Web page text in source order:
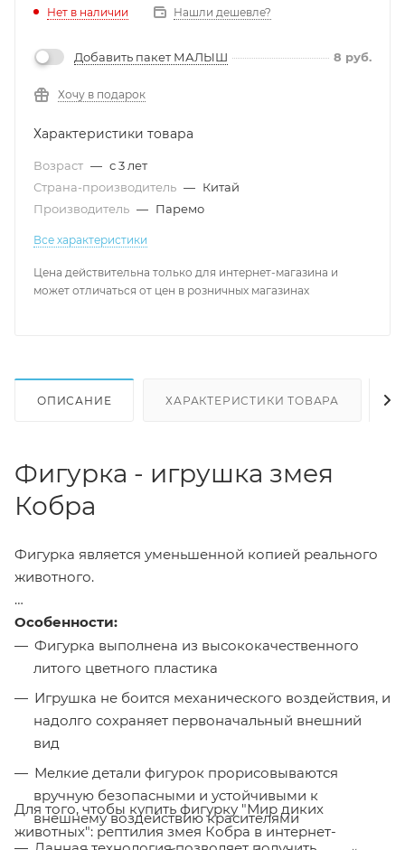
Нет в наличии
Нашли дешевле?
Добавить пакет МАЛЫШ 8 руб.
Хочу в подарок
Характеристики товара
Возраст — с 3 лет
Страна-производитель — Китай
Производитель — Паремо
Все характеристики
Цена действительна только для интернет-магазина и
может отличаться от цен в розничных магазинах
ОПИСАНИЕ ХАРАКТЕРИСТИКИ ТОВАРА
Фигурка - игрушка змея
Кобра
Фигурка является уменьшенной копией реального
животного.
Особенности:
Фигурка выполнена из высококачественного
литого цветного пластика
Игрушка не боится механического воздействия, и
надолго сохраняет первоначальный внешний
вид
Мелкие детали фигурок прорисовываются
вручную безопасными и устойчивыми к
внешнему воздействию красителями
Для того, чтобы купить фигурку "Мир диких
животных": рептилия змея Кобра в интернет-